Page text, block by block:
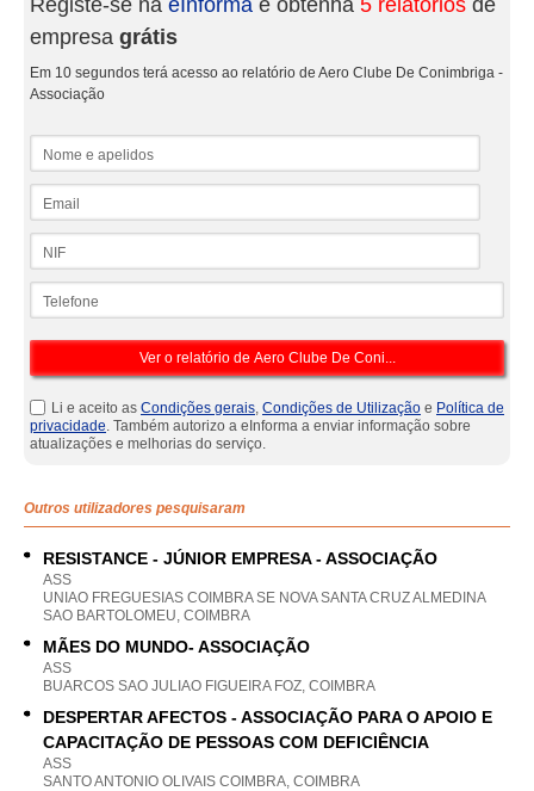
Registe-se na eInforma e obtenha 5 relatórios de
empresa grátis
Em 10 segundos terá acesso ao relatório de Aero Clube De Conimbriga -
Associação
Li e aceito as Condições gerais, Condições de Utilização e Política de
privacidade. Também autorizo a eInforma a enviar informação sobre
atualizações e melhorias do serviço.
Outros utilizadores pesquisaram
RESISTANCE - JÚNIOR EMPRESA - ASSOCIAÇÃO
ASS
UNIAO FREGUESIAS COIMBRA SE NOVA SANTA CRUZ ALMEDINA
SAO BARTOLOMEU, COIMBRA
MÃES DO MUNDO- ASSOCIAÇÃO
ASS
BUARCOS SAO JULIAO FIGUEIRA FOZ, COIMBRA
DESPERTAR AFECTOS - ASSOCIAÇÃO PARA O APOIO E
CAPACITAÇÃO DE PESSOAS COM DEFICIÊNCIA
ASS
SANTO ANTONIO OLIVAIS COIMBRA, COIMBRA